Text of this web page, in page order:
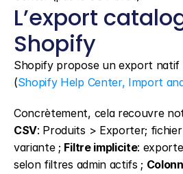
L’export
Shopify
Shopify propose un export natif
(Shopify Help Center, Import
Concrètement, cela recouvre
CSV: Produits > Exporter;
variante ; Filtre implicite:
selon filtres admin actifs ;